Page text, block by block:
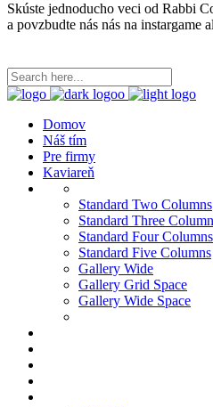
Skúste jednoducho veci od Rabbi
a povzbudte nás nás na instargame
Domov
Náš tím
Pre firmy
Kaviareň
Standard Two Columns
Standard Three
Standard Four Columns
Standard Five Columns
Gallery Wide
Gallery Grid Space
Gallery Wide Space